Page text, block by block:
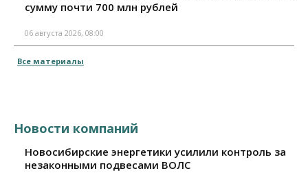
сумму почти 700 млн рублей
06 августа 2026, 08:00
Все материалы
Новости компаний
Новосибирские энергетики усилили контроль за
незаконными подвесами ВОЛС